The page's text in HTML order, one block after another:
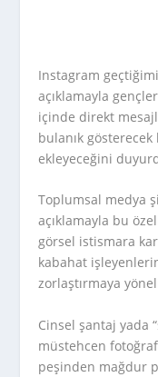
Instagram
açıklamayla
içinde direkt
bulanık
ekleyeceğini
Toplumsal medya
açıklamayla bu
görsel istismara
kabahat
zorlaştırmaya
Cinsel şantaj yada
müstehcen
peşinden mağdur